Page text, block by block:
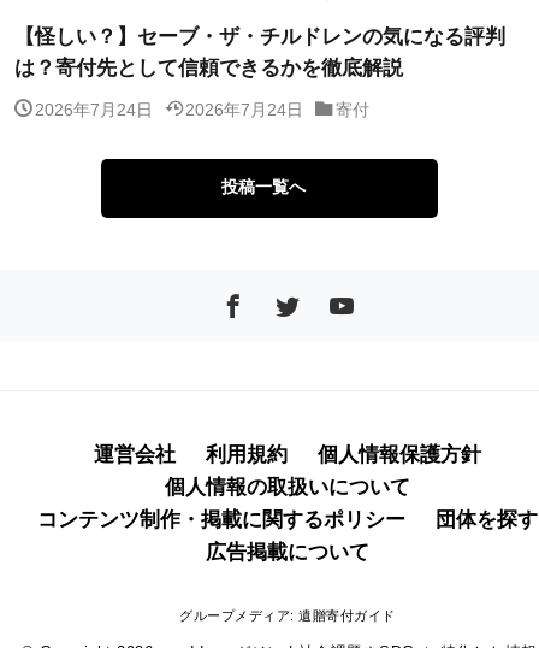
【怪しい？】セーブ・ザ・チルドレンの気になる評判
は？寄付先として信頼できるかを徹底解説
2026年7月24日 2026年7月24日 寄付
投稿一覧へ
運営会社 利用規約
個人情報保護方針
個人情報の取扱いについて
コンテンツ制作・掲載に関するポリシー
団体を探す
広告掲載について
グループメディア:遺贈寄付ガイド